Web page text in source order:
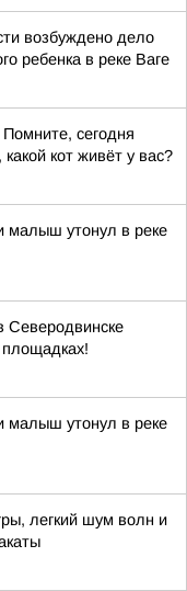
возбуждено дело
ребенка в реке Ваге
сегодня
кот живёт у вас?
малыш утонул в реке
Северодвинске
малыш утонул в реке
легкий шум волн и